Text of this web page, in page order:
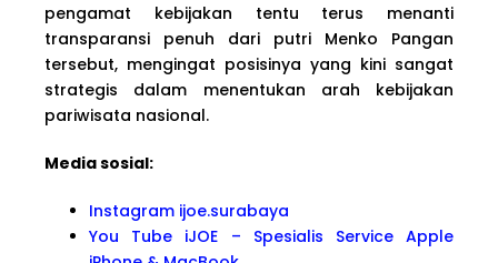
pengamat kebijakan tentu terus menanti
transparansi penuh dari putri Menko Pangan
tersebut, mengingat posisinya yang kini sangat
strategis dalam menentukan arah kebijakan
pariwisata nasional.
Media sosial:
Instagram ijoe.surabaya
You Tube iJOE – Spesialis Service Apple